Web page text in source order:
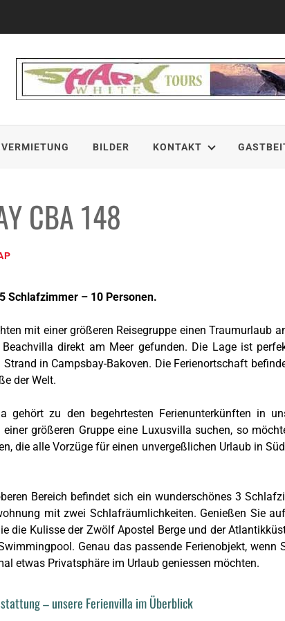
BILDER KONTAKT
CBA 148
Schlafzimmer – 10 Personen.
mit einer größeren Reisegruppe einen Traumurlaub
direkt am Meer gefunden. Die Lage ist
in Campsbay-Bakoven. Die Ferienortschaft
der Welt.
gehört zu den begehrtesten Ferienunterkünften in
größeren Gruppe eine Luxusvilla suchen, so
die alle Vorzüge für einen unvergeßlichen Urlaub in
Bereich befindet sich ein wunderschönes 3
mit zwei Schlafräumlichkeiten. Genießen Sie
die Kulisse der Zwölf Apostel Berge und der
Genau das passende Ferienobjekt, wenn
etwas Privatsphäre im Urlaub geniessen möchten.
– unsere Ferienvilla im Überblick